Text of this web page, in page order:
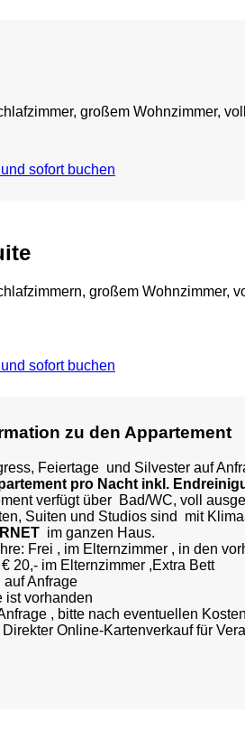
großem Wohnzimmer,
sofort buchen
großem Wohnzimmer,
sofort buchen
zu den Appartement
Feiertage und Silvester auf
pro Nacht inkl.
verfügt über Bad/WC, voll
Suiten und Studios sind mit
im ganzen Haus.
Frei , im Elternzimmer , in den
20,- im Elternzimmer ,Extra Bett
auf Anfrage
ist vorhanden
, bitte nach eventuellen
Direkter Online-Kartenverkauf für